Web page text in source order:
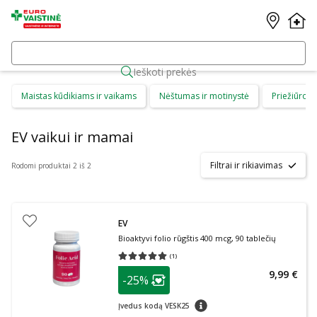
Ieškoti prekės
Maistas kūdikiams ir vaikams Nėštumas ir motinystė Priežiūros
EV vaikui ir mamai
Rodomi produktai 2 iš 2 Filtrai ir rikiavimas
EV
Bioaktyvi folio rūgštis 400 mcg, 90 tablečių
(1)
Vidutinis įvertinimas 5.00
patarimas
Lojalumo klubo narių nuolaida
-25%
Įvedus kodą VESK25 patarimas
9,99 €